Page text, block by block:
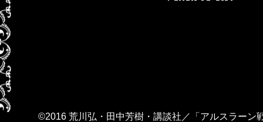
©2016 荒川弘・田中芳樹・講談社／「アルスラーン